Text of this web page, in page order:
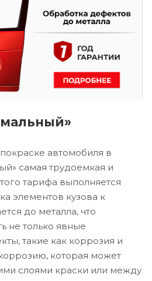
автомобиля в
самая трудоемкая и
тарифа выполняется
элементов кузова к
до металла, что
не только явные
такие как коррозия и
которая может
слоями краски или между